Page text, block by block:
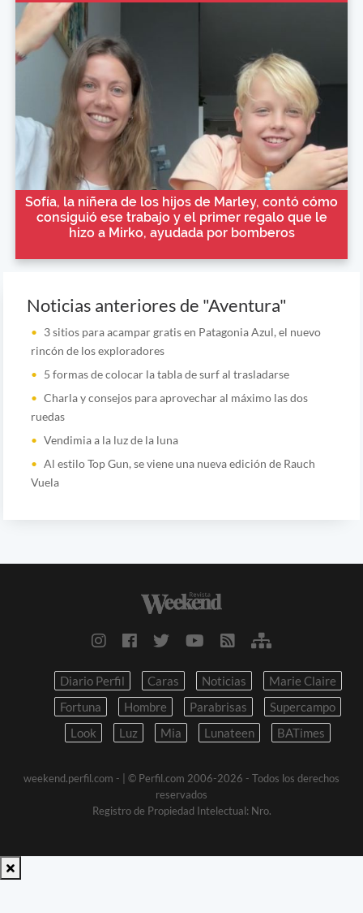
Sofía, la niñera de los hijos de Marley, contó cómo
consiguió ese trabajo y el primer regalo que le
hizo a Mirko, ayudada por bomberos
Noticias anteriores de "Aventura"
3 sitios para acampar gratis en Patagonia Azul, el nuevo
rincón de los exploradores
5 formas de colocar la tabla de surf al trasladarse
Charla y consejos para aprovechar al máximo las dos
ruedas
Vendimia a la luz de la luna
Al estilo Top Gun, se viene una nueva edición de Rauch
Vuela
Diario Perfil Caras Noticias
Marie Claire
Fortuna
Hombre Parabrisas
Supercampo
Look
Luz Mia Lunateen BATimes
weekend.perfil.com -
| © Perfil.com 2006-2026 - Todos los derechos
reservados
Registro de Propiedad Intelectual: Nro.